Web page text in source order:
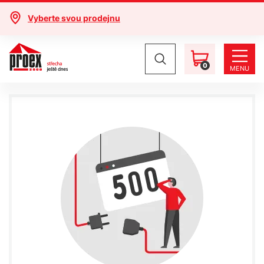
Vyberte svou prodejnu
0 MENU